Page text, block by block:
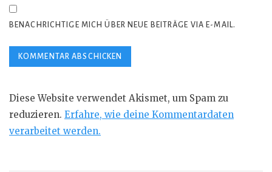
BENACHRICHTIGE MICH ÜBER NEUE BEITRÄGE VIA E-MAIL.
Diese Website verwendet Akismet, um Spam zu
reduzieren. Erfahre, wie deine Kommentardaten
verarbeitet werden.